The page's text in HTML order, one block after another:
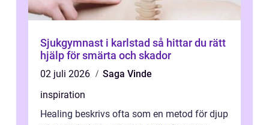
Sjukgymnast i karlstad så hittar du rätt
hjälp för smärta och skador
02 juli 2026
Saga Vinde
inspiration
Healing beskrivs ofta som en metod för djup